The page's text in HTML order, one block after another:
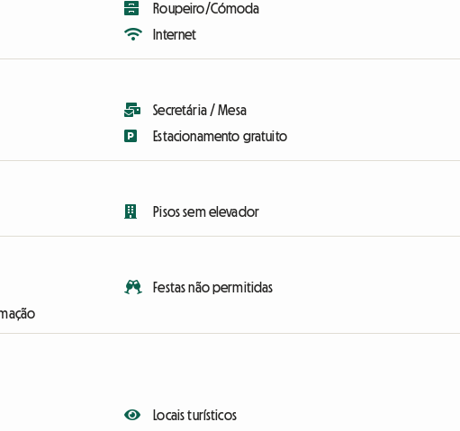
Roupeiro/Cómoda
Internet
Secretária / Mesa
Estacionamento gratuito
Pisos sem elevador
Festas não permitidas
Locais turísticos